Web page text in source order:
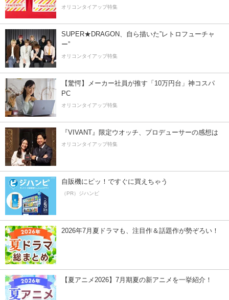
オリコンタイアップ特集
SUPER★DRAGON、自ら描いた”レトロフューチャ
ー”
オリコンタイアップ特集
【驚愕】メーカー社員が推す「10万円台」神コスパ
PC
オリコンタイアップ特集
『VIVANT』限定ウオッチ、プロデューサーの感想は
オリコンタイアップ特集
自販機にピッ！ですぐに買えちゃう
（PR）ジハンピ
2026年7月夏ドラマも、注目作＆話題作が勢ぞろい！
【夏アニメ2026】7月期夏の新アニメを一挙紹介！